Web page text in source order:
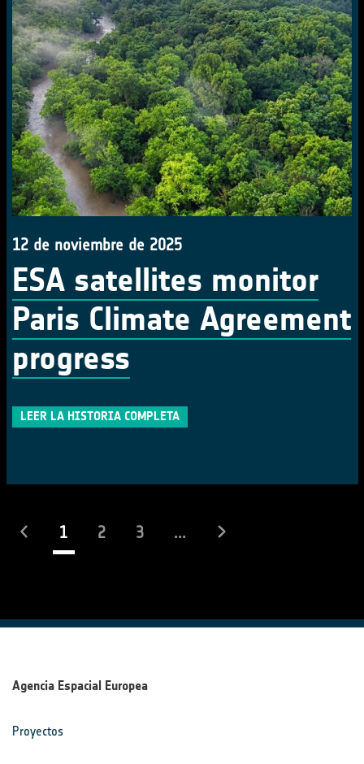
12 de noviembre de 2025
ESA satellites monitor
Paris Climate Agreement
progress
LEER LA HISTORIA COMPLETA
1(actual)
2 3 ...
Agencia Espacial Europea
Proyectos